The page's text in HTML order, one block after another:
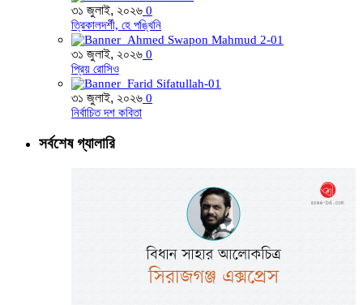
৩১ জুলাই, ২০২৬ 0
ত্রিকালদর্শী, হে পঙ্খিনি
৩১ জুলাই, ২০২৬ 0
প্রিয় রোসিও
৩১ জুলাই, ২০২৬ 0
নির্বাচিত দশ কবিতা
সর্বশেষ গ্যালারি